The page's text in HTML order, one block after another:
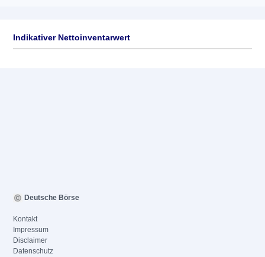
Indikativer Nettoinventarwert
Deutsche Börse
Kontakt
Impressum
Disclaimer
Datenschutz